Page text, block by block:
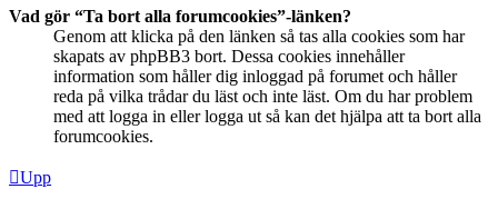
Vad gör “Ta bort alla forumcookies”-länken?
Genom att klicka på den länken så tas alla cookies som har
skapats av phpBB3 bort. Dessa cookies innehåller
information som håller dig inloggad på forumet och håller
reda på vilka trådar du läst och inte läst. Om du har problem
med att logga in eller logga ut så kan det hjälpa att ta bort alla
forumcookies.
Upp